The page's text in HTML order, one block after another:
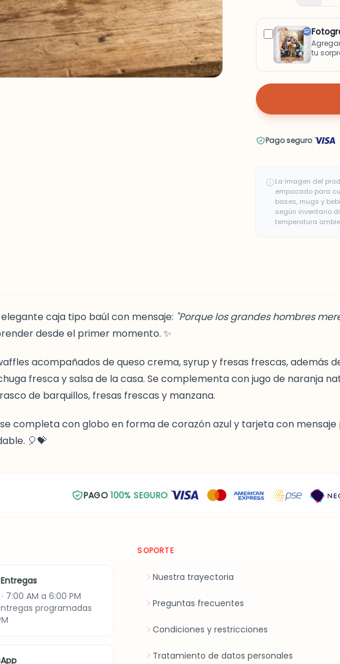
tu
Pago seguro
La imagen del
empacado para
bases, mugs y
según inventario
temperatura
caja tipo baúl con mensaje: "Porque los grandes hombres
desde el primer momento. ✨
acompañados de queso crema, syrup y fresas frescas, además
fresca y salsa de la casa. Se complementa con jugo de naranja
de barquillos, fresas frescas y manzana.
completa con globo en forma de corazón azul y tarjeta con
🎈💝
PAGO100% SEGURO
7:00 AM a 6:00 PM
programadas
SOPORTE
Nuestra trayectoria
Preguntas frecuentes
Condiciones y restricciones
Tratamiento de datos personales